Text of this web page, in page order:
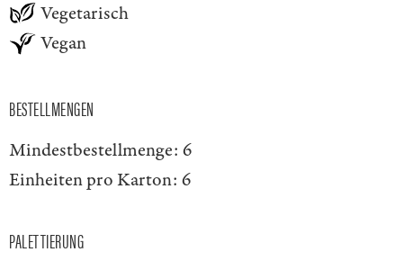
Vegetarisch
Vegan
BESTELLMENGEN
Mindestbestellmenge: 6
Einheiten pro Karton: 6
PALETTIERUNG